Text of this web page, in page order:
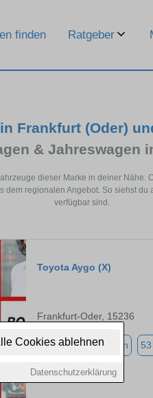
Cookies ablehnen
Datenschutzerklärung
finden Ratgeber
Frankfurt (Oder)
& Jahreswagen
dieser Marke in deiner
regionalen Angebot. So siehst du
verfügbar sind.
Toyota Aygo (X)
Frankfurt-Oder, 15236
24.700 km Benzin